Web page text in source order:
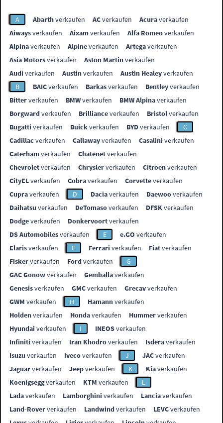
A Abarthverkaufen ACverkaufen Acuraverkaufen
Aiwaysverkaufen Aixamverkaufen Alfa Romeoverkaufen
Alpinaverkaufen Alpineverkaufen Artegaverkaufen
Asia Motorsverkaufen Aston Martinverkaufen
Audi verkaufen Austinverkaufen Austin Healeyverkaufen
B
BAICverkaufen Barkasverkaufen Bentleyverkaufen
Bitterverkaufen BMWverkaufen BMW Alpinaverkaufen
Borgwardverkaufen Brillianceverkaufen Bristolverkaufen
Bugatti verkaufen Buickverkaufen BYDverkaufen
C
Cadillac verkaufen Callawayverkaufen Casalini verkaufen
Caterhamverkaufen Chatenetverkaufen
Chevroletverkaufen Chryslerverkaufen Citroenverkaufen
CityELverkaufen Cobraverkaufen Corvetteverkaufen
Cupraverkaufen D Daciaverkaufen Daewooverkaufen
Daihatsu verkaufen DeTomasoverkaufen DFSKverkaufen
Dodgeverkaufen Donkervoortverkaufen
DS Automobilesverkaufen E e.GO verkaufen
Elarisverkaufen F Ferrari verkaufen Fiatverkaufen
Fiskerverkaufen Fordverkaufen
G
GAC Gonowverkaufen Gemballaverkaufen
Genesisverkaufen GMCverkaufen Grecavverkaufen
GWM verkaufen H Hamannverkaufen
Holdenverkaufen Hondaverkaufen Hummerverkaufen
Hyundai verkaufen I INEOSverkaufen
Infiniti verkaufen Iran Khodroverkaufen Isderaverkaufen
Isuzu verkaufen Ivecoverkaufen J JACverkaufen
Jaguarverkaufen Jeepverkaufen K Kiaverkaufen
Koenigseggverkaufen KTM verkaufen
L
Ladaverkaufen Lamborghini verkaufen Lanciaverkaufen
Land-Roververkaufen Landwindverkaufen LEVCverkaufen